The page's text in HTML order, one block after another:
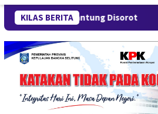
KILAS BERITA
Gantung Disorot Miliki Sabu